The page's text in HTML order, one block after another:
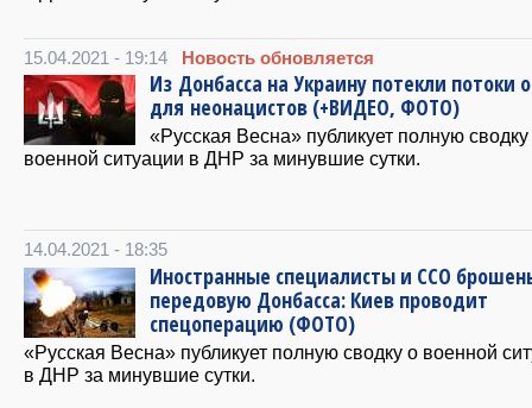
15.04.2021 - 19:14 Новость обновляется
Из Донбасса на Украину потекли потоки
для неонацистов (+ВИДЕО, ФОТО)
«Русская Весна» публикует полную сводку
военной ситуации в ДНР за минувшие сутки.
14.04.2021 - 18:35
Иностранные специалисты и ССО
передовую Донбасса: Киев проводит
спецоперацию (ФОТО)
«Русская Весна» публикует полную сводку о военной
в ДНР за минувшие сутки.